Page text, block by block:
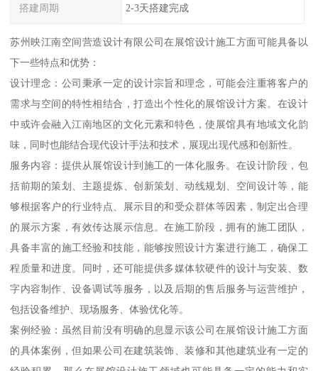
搭建周期 2-3天搭建完成
苏州映江南空间营造设计有限公司在展馆设计施工方面可能具备以
下一些特点和优势：
设计理念：公司秉承一定的设计宗旨和理念，可能会注重将客户的
需求与空间的特性相结合，打造出个性化的展馆设计方案。在设计
中或许会融入江南地区的文化元素和特色，使展馆具有地域文化韵
味，同时也能结合现代设计手法和技术，展现出现代感和创新性。
服务内容：提供从展馆设计到施工的一体化服务。在设计阶段，包
括前期的策划、主题提炼、创新策划、动线规划、空间设计等，能
够根据客户的行业特点、展示目的和受众群体等因素，制定出合理
的展示方案，有效传达展示信息。在施工阶段，拥有的施工团队，
具备丰富的施工经验和技能，能够按照设计方案进行施工，确保工
程质量和进度。同时，还可能提供多媒体软硬件的设计与安装、数
字内容制作、设备调试等服务，以及后期的售后服务与运营维护，
包括设备维护、现场服务、体验优化等。
案例经验：虽然目前没有明确的息显示该公司在展馆设计施工方面
的具体案例，但如果公司在建筑装饰、装修和其他建筑业有一定的